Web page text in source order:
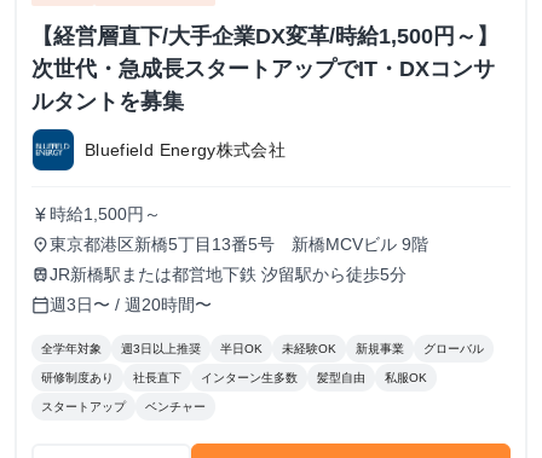
【経営層直下/大手企業DX変革/時給1,500円～】
次世代・急成長スタートアップでIT・DXコンサ
ルタントを募集
Bluefield Energy株式会社
currency_yen 時給1,500円～
place東京都港区新橋5丁目13番5号 新橋MCVビル 9階
trainJR新橋駅または都営地下鉄 汐留駅から徒歩5分
calendar_today週3日〜 / 週20時間〜
全学年対象 週3日以上推奨 半日OK 未経験OK 新規事業 グローバル
研修制度あり 社長直下 インターン生多数 髪型自由 私服OK
スタートアップ ベンチャー